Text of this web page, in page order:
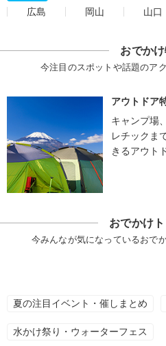
広島
岡山 山口
おでか
今注目のスポットや話題のア
アウトドア
キャンプ場
レチックま
きるアウト
おでかけ
今みんなが気になっているおで
夏の注目イベント・催しまとめ
水かけ祭り・ウォーターフェス